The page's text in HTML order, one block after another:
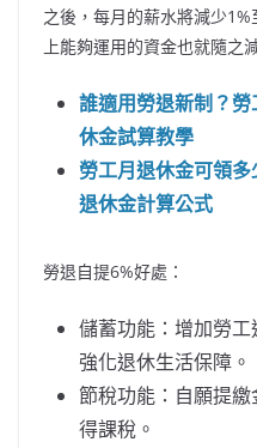
之後，每月的薪水將減少
上能夠運用的資金也就隨之
誰適用勞退新制？
休金試算教學
勞工月退休金可領
退休金計算公式
勞退自提6%好處：
儲蓄功能：增加勞工
強化退休生活保障。
節稅功能：自願提
得課稅。